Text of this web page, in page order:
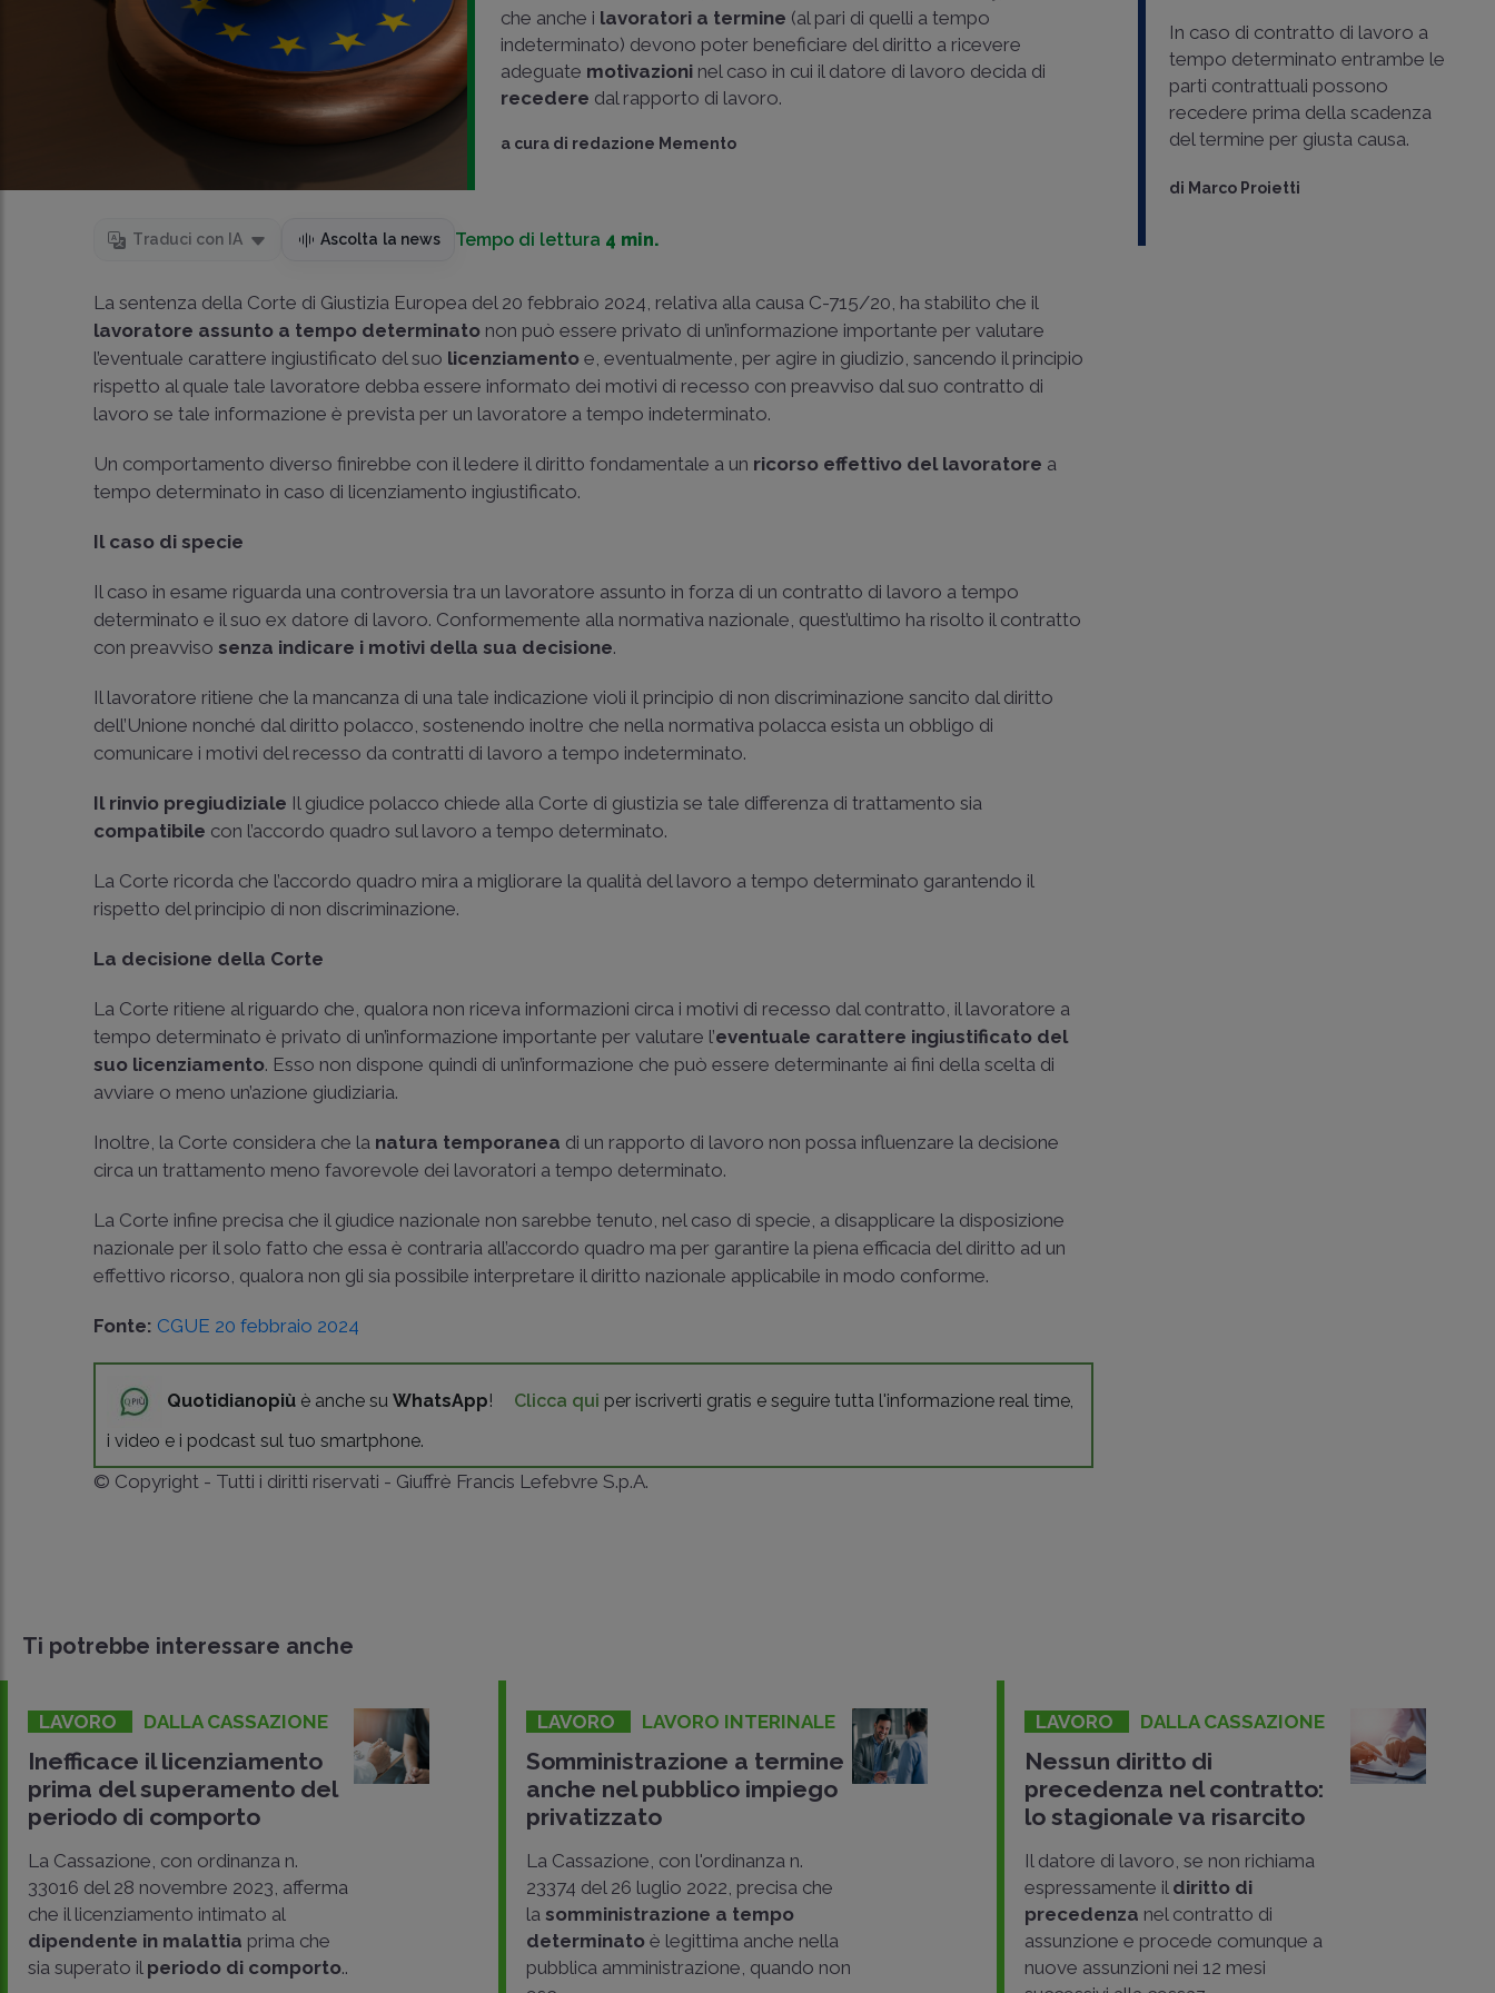
che anche i lavoratori a termine (al pari di quelli a tempo
indeterminato) devono poter beneficiare del diritto a ricevere
adeguate motivazioni nel caso in cui il datore di lavoro decida di
recedere dal rapporto di lavoro.
a cura di redazione Memento
CONDIVIDI
Traduci con IA Ascolta la news Tempo di lettura 4 min.
La sentenza della Corte di Giustizia Europea del 20 febbraio 2024, relativa alla causa C-715/20, ha stabilito che il
lavoratore assunto a tempo determinato non può essere privato di un’informazione importante per valutare
l’eventuale carattere ingiustificato del suo licenziamentoe, eventualmente, per agire in giudizio, sancendo il principio
rispetto al quale tale lavoratore debba essere informato dei motivi di recesso con preavviso dal suo contratto di
lavoro se tale informazione è prevista per un lavoratore a tempo indeterminato.
Un comportamento diverso finirebbe con il ledere il diritto fondamentale a un ricorso effettivo del lavoratore a
tempo determinato in caso di licenziamento ingiustificato.
Il caso di specie
Il caso in esame riguarda una controversia tra un lavoratore assunto in forza di un contratto di lavoro a tempo
determinato e il suo ex datore di lavoro. Conformemente alla normativa nazionale, quest’ultimo ha risolto il contratto
con preavviso senza indicare i motivi della sua decisione.
Il lavoratore ritiene che la mancanza di una tale indicazione violi il principio di non discriminazione sancito dal diritto
dell’Unione nonché dal diritto polacco, sostenendo inoltre che nella normativa polacca esista un obbligo di
comunicare i motivi del recesso da contratti di lavoro a tempo indeterminato.
Il rinvio pregiudiziale Il giudice polacco chiede alla Corte di giustizia se tale differenza di trattamento sia
compatibile con l’accordo quadro sul lavoro a tempo determinato.
La Corte ricorda che l’accordo quadro mira a migliorare la qualità del lavoro a tempo determinato garantendo il
rispetto del principio di non discriminazione.
La decisione della Corte
La Corte ritiene al riguardo che, qualora non riceva informazioni circa i motivi di recesso dal contratto, il lavoratore a
tempo determinato è privato di un’informazione importante per valutare l’eventuale carattere ingiustificato del
suo licenziamento. Esso non dispone quindi di un’informazione che può essere determinante ai fini della scelta di
avviare o meno un’azione giudiziaria.
Inoltre, la Corte considera che la natura temporanea di un rapporto di lavoro non possa influenzare la decisione
circa un trattamento meno favorevole dei lavoratori a tempo determinato.
La Corte infine precisa che il giudice nazionale non sarebbe tenuto, nel caso di specie, a disapplicare la disposizione
nazionale per il solo fatto che essa è contraria all’accordo quadro ma per garantire la piena efficacia del diritto ad un
effettivo ricorso, qualora non gli sia possibile interpretare il diritto nazionale applicabile in modo conforme.
Fonte: CGUE 20 febbraio 2024
Quotidianopiù è anche suWhatsApp! Clicca qui per iscriverti gratis e seguire tutta l'informazione real time,
i video e i podcast sul tuo smartphone.
© Copyright - Tutti i diritti riservati - Giuffrè Francis Lefebvre S.p.A.
In caso di contratto di lavoro a
tempo determinato entrambe le
parti contrattuali possono
recedere prima della scadenza
del termine per giusta causa.
di Marco Proietti
Ti potrebbe interessare anche
LAVORO DALLA CASSAZIONE
Inefficace il licenziamento
prima del superamento del
periodo di comporto
La Cassazione, con ordinanza n.
33016 del 28 novembre 2023, afferma
che il licenziamento intimato al
dipendente in malattia prima che
sia superato il periodo di comporto..
LAVORO LAVORO INTERINALE
Somministrazione a termine
anche nel pubblico impiego
privatizzato
La Cassazione, con l'ordinanza n.
23374 del 26 luglio 2022, precisa che
la somministrazione a tempo
determinato è legittima anche nella
pubblica amministrazione, quando non
LAVORO DALLA CASSAZIONE
Nessun diritto di
precedenza nel contratto:
lo stagionale va risarcito
Il datore di lavoro, se non richiama
espressamente il diritto di
precedenza nel contratto di
assunzione e procede comunque a
nuove assunzioni nei 12 mesi